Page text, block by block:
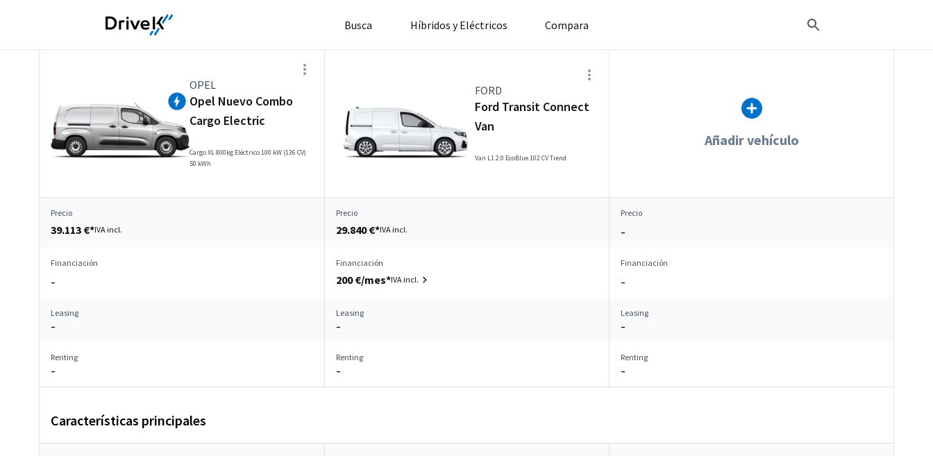
Busca Híbridos y Eléctricos Compara
OPEL
Opel Nuevo Combo
Cargo Electric
Cargo XL 800kg Eléctrico 100 kW (136 CV)
50 kWh
FORD
Ford Transit Connect
Van
Van L1 2.0 EcoBlue 102 CV Trend
Añadir vehículo
Precio
39.113 €*IVA incl.
Precio
29.840 €*IVA incl.
Precio
–
Financiación
–
Financiación
200 €/mes*IVA incl.
Financiación
–
Leasing
–
Leasing
–
Leasing
–
Renting
–
Renting
–
Renting
–
Características principales